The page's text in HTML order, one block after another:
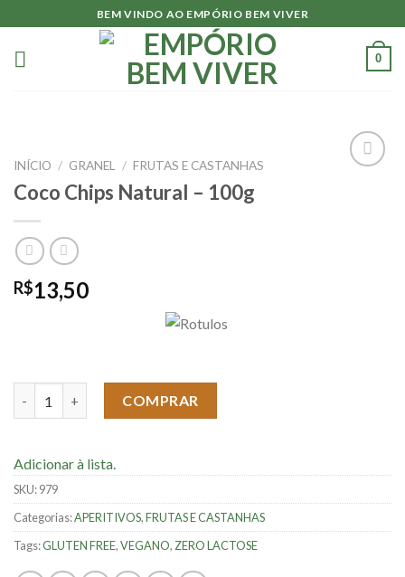
to
content
BEM VINDO AO EMPÓRIO BEM VIVER
0
INÍCIO / GRANEL / FRUTAS E CASTANHAS
Coco Chips Natural – 100g
R$13,50
COMPRAR
Adicionar à lista.
SKU:979
Categorias:APERITIVOS,FRUTAS E CASTANHAS
Tags:GLUTEN FREE,VEGANO, ZERO LACTOSE